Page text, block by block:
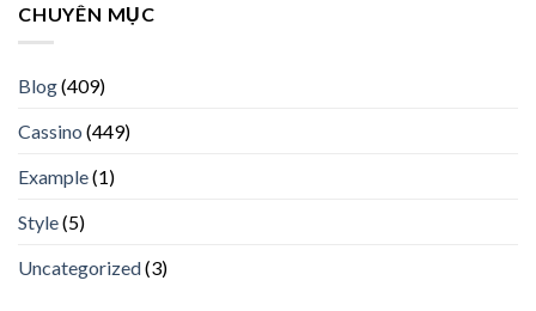
CHUYÊN MỤC
Blog(409)
Cassino (449)
Example(1)
Style(5)
Uncategorized(3)